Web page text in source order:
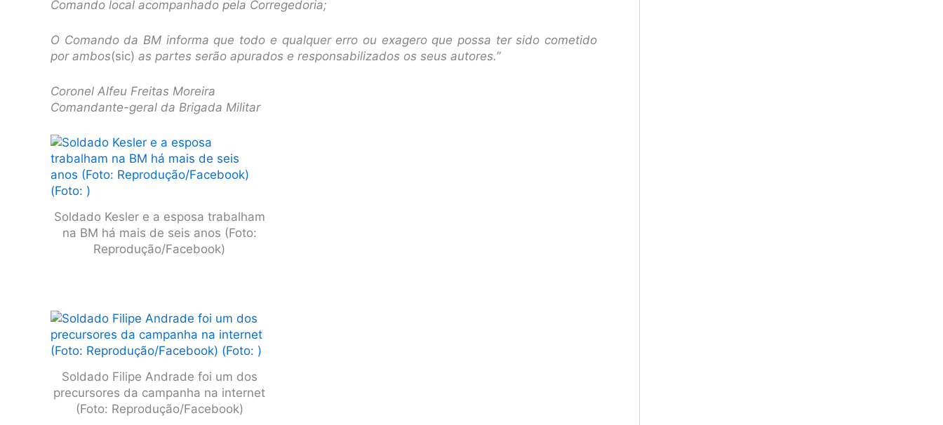
Comando local acompanhado pela Corregedoria;
O Comando da BM informa que todo e qualquer erro ou exagero que possa ter sido cometido
por ambos(sic) as partes serão apurados e responsabilizados os seus autores.”
Coronel Alfeu Freitas Moreira
Comandante-geral da Brigada Militar
Soldado Kesler e a esposa trabalham
na BM há mais de seis anos (Foto:
Reprodução/Facebook)
Soldado Filipe Andrade foi um dos
precursores da campanha na internet
(Foto: Reprodução/Facebook)